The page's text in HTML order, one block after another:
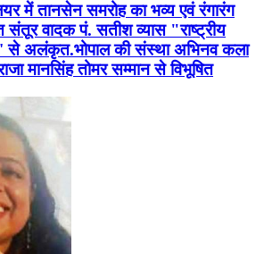
में तानसेन समरोह का भव्य एवं रंगारंग
संतूर वादक पं. सतीश व्यास "राष्ट्रीय
से अलंकृत.भोपाल की संस्था अभिनव कला
मानसिंह तोमर सम्मान से विभूषित